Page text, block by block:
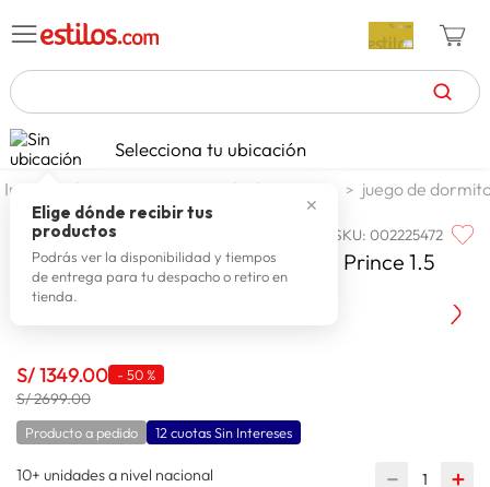
TÉRMINOS MÁS BUSCADOS
1. celulares
2. zapatillas mujer
3. zapatillas hombre
4. moda
6
7. laptop
8. terrex
9. cocina
Selecciona tu ubicación
✕
Elige dónde recibir tus
productos
Podrás ver la disponibilidad y tiempos
de entrega para tu despacho o retiro en
tienda.
dormitorio juego de dormitorio juego de
PARAISO SKU:002225472
Paraiso Dormitorio Europeo Royal Prince 1.5
Plazas
S/1349.00 - 50 %
S/ 2699.00
Producto a pedido 12 cuotas Sin Intereses
10+ unidades a nivel nacional ＋
－